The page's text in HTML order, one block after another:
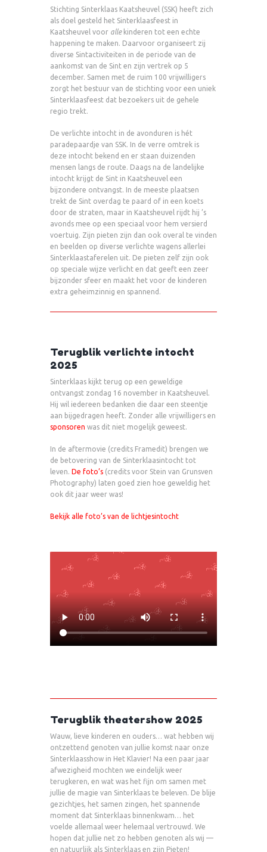
Stichting Sinterklaas Kaatsheuvel (SSK) heeft zich
als doel gesteld het Sinterklaasfeest in
Kaatsheuvel voor allekinderen tot een echte
happening te maken. Daarvoor organiseert zij
diverse Sintactiviteiten in de periode van de
aankomst van de Sint en zijn vertrek op 5
december. Samen met de ruim 100 vrijwilligers
zorgt het bestuur van de stichting voor een uniek
Sinterklaasfeest dat bezoekers uit de gehele
regio trekt.
De verlichte intocht in de avonduren is hét
paradepaardje van SSK. In de verre omtrek is
deze intocht bekend en er staan duizenden
mensen langs de route. Daags na de landelijke
intocht krijgt de Sint in Kaatsheuvel een
bijzondere ontvangst. In de meeste plaatsen
trekt de Sint overdag te paard of in een koets
door de straten, maar in Kaatsheuvel rijdt hij ’s
avonds mee op een speciaal voor hem versierd
voertuig. Zijn pieten zijn dan ook overal te vinden
en beelden op diverse verlichte wagens allerlei
Sinterklaastaferelen uit. De pieten zelf zijn ook
op speciale wijze verlicht en dat geeft een zeer
bijzonder sfeer en maakt het voor de kinderen
extra geheimzinnig en spannend.
Terugblik verlichte intocht
2025
Sinterklaas kijkt terug op een geweldige
ontvangst zondag 16 november in Kaatsheuvel.
Hij wil iedereen bedanken die daar een steentje
aan bijgedragen heeft. Zonder alle vrijwilligers en
sponsoren was dit niet mogelijk geweest.
In de aftermovie (credits Framedit) brengen we
de betovering van de Sinterklaasintocht tot
leven. De foto’s (credits voor Stein van Grunsven
Photography) laten goed zien hoe geweldig het
ook dit jaar weer was!
Bekijk alle foto’s van de lichtjesintocht
Terugblik theatershow 2025
Wauw, lieve kinderen en ouders… wat hebben wij
ontzettend genoten van jullie komst naar onze
Sinterklaasshow in Het Klavier! Na een paar jaar
afwezigheid mochten we eindelijk weer
terugkeren, en wat was het fijn om samen met
jullie de magie van Sinterklaas te beleven. De blije
gezichtjes, het samen zingen, het spannende
moment dat Sinterklaas binnenkwam… het
voelde allemaal weer helemaal vertrouwd. We
hopen dat jullie net zo hebben genoten als wij —
en natuurlijk als Sinterklaas en zijn Pieten!